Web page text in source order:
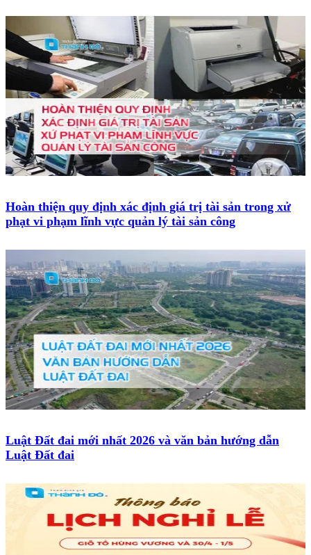
Hoàn thiện quy định xác định giá trị tài sản trong xử
phạt vi phạm lĩnh vực quản lý tài sản công
Luật Đất đai mới nhất 2026 và văn bản hướng dẫn
Luật Đất đai